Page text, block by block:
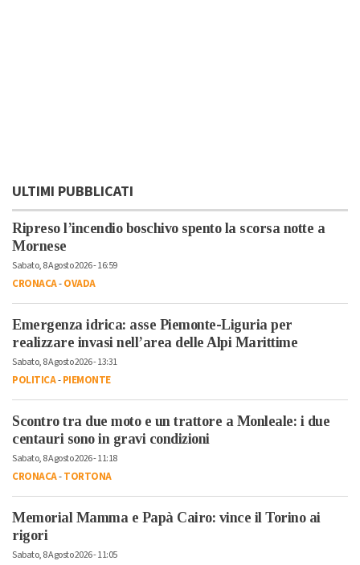
ULTIMI PUBBLICATI
Ripreso l’incendio boschivo spento la scorsa notte a
Mornese
Sabato, 8 Agosto 2026 - 16:59
CRONACA-OVADA
Emergenza idrica: asse Piemonte-Liguria per
realizzare invasi nell’area delle Alpi Marittime
Sabato, 8 Agosto 2026 - 13:31
POLITICA-PIEMONTE
Scontro tra due moto e un trattore a Monleale: i due
centauri sono in gravi condizioni
Sabato, 8 Agosto 2026 - 11:18
CRONACA-TORTONA
Memorial Mamma e Papà Cairo: vince il Torino ai
rigori
Sabato, 8 Agosto 2026 - 11:05